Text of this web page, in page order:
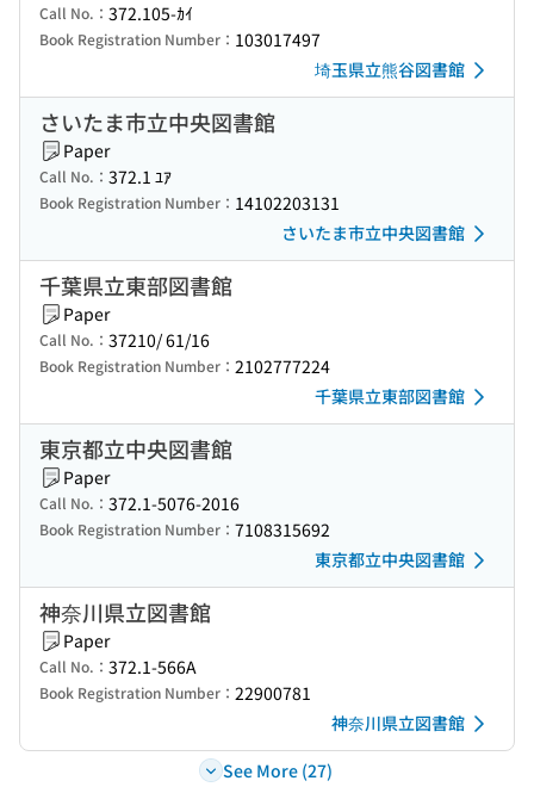
Call No.： 372.105-ｶｲ
Book Registration Number： 103017497
埼玉県立熊谷図書館
さいたま市立中央図書館
Paper
Call No.： 372.1 ﾕｱ
Book Registration Number： 14102203131
さいたま市立中央図書館
千葉県立東部図書館
Paper
Call No.： 37210/ 61/16
Book Registration Number： 2102777224
千葉県立東部図書館
東京都立中央図書館
Paper
Call No.： 372.1-5076-2016
Book Registration Number： 7108315692
東京都立中央図書館
神奈川県立図書館
Paper
Call No.： 372.1-566A
Book Registration Number： 22900781
神奈川県立図書館
See More (27)